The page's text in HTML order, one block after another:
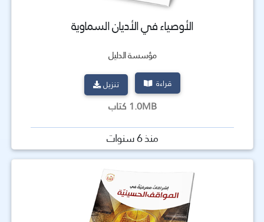
الأوصياء في الأديان السماوية
مؤسسة الدليل
قراءة تنزيل
1.0MB كتاب
منذ 6 سنوات